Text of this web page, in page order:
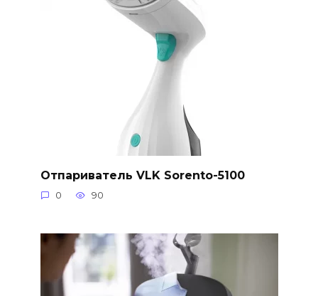
Отпариватель VLK Sorento-5100
0 90